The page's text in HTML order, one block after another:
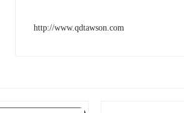
http://www.qdtawson.com